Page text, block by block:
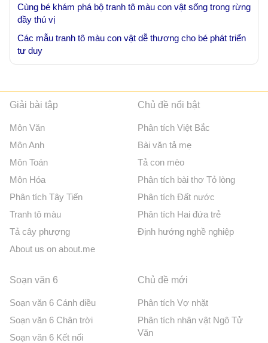
Cùng bé khám phá bộ tranh tô màu con vật sống trong rừng
đầy thú vị
Các mẫu tranh tô màu con vật dễ thương cho bé phát triển
tư duy
Giải bài tập
Môn Văn
Môn Anh
Môn Toán
Môn Hóa
Phân tích Tây Tiến
Tranh tô màu
Tả cây phượng
About us on about.me
Chủ đề nổi bật
Phân tích Việt Bắc
Bài văn tả mẹ
Tả con mèo
Phân tích bài thơ Tỏ lòng
Phân tích Đất nước
Phân tích Hai đứa trẻ
Định hướng nghề nghiệp
Soạn văn 6
Soạn văn 6 Cánh diều
Soạn văn 6 Chân trời
Soạn văn 6 Kết nối
Chủ đề mới
Phân tích Vợ nhặt
Phân tích nhân vật Ngô Tử
Văn